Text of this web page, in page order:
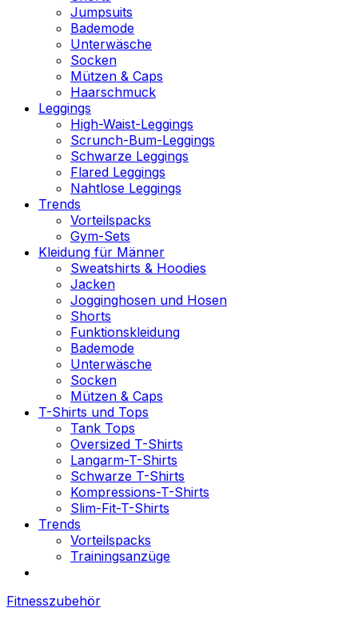
Jumpsuits
Bademode
Unterwäsche
Socken
Mützen & Caps
Haarschmuck
Leggings
High-Waist-Leggings
Scrunch-Bum-Leggings
Schwarze Leggings
Flared Leggings
Nahtlose Leggings
Trends
Vorteilspacks
Gym-Sets
Kleidung für Männer
Sweatshirts & Hoodies
Jacken
Jogginghosen und Hosen
Shorts
Funktionskleidung
Bademode
Unterwäsche
Socken
Mützen & Caps
T-Shirts und Tops
Tank Tops
Oversized T-Shirts
Langarm-T-Shirts
Schwarze T-Shirts
Kompressions-T-Shirts
Slim-Fit-T-Shirts
Trends
Vorteilspacks
Trainingsanzüge
Fitnesszubehör